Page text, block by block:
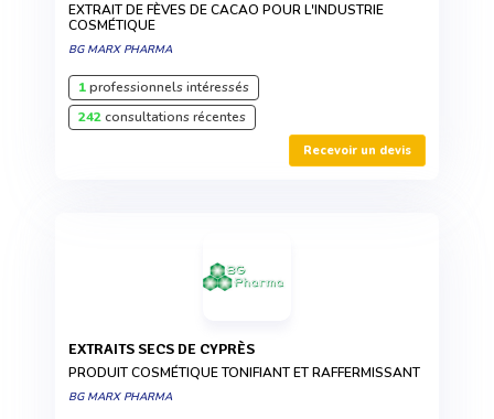
EXTRAIT DE FÈVES DE CACAO POUR L'INDUSTRIE
COSMÉTIQUE
BG MARX PHARMA
1professionnels intéressés
242consultations récentes
Recevoir un devis
EXTRAITS SECS DE CYPRÈS
PRODUIT COSMÉTIQUE TONIFIANT ET RAFFERMISSANT
BG MARX PHARMA